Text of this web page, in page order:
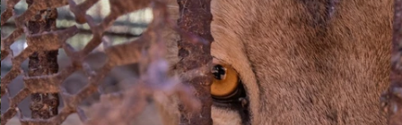
FAQ
Newsletter
Kontakt